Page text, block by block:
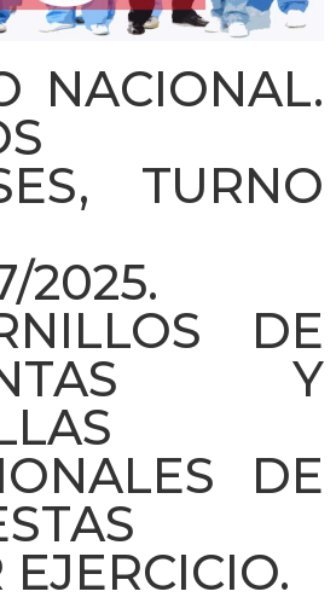
NACIONAL.
TURNO
2025.
DE
Y
DE